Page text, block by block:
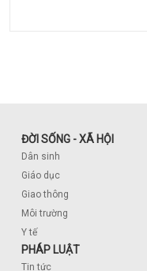
ĐỜI SỐNG - XÃ HỘI
Dân sinh
Giáo dục
Giao thông
Môi trường
Y tế
PHÁP LUẬT
Tin tức